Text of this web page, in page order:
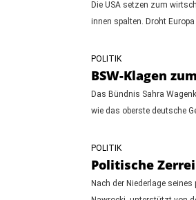
Die USA setzen zum
innen spalten. Droht
POLITIK
BSW-Klagen
Das Bündnis Sahra
wie das oberste deutsche
POLITIK
Politische
Nach der Niederlage